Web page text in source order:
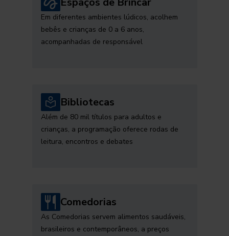
Em diferentes ambientes lúdicos, acolhem
bebês e crianças de 0 a 6 anos,
acompanhadas de responsável
Bibliotecas
Além de 80 mil títulos para adultos e
crianças, a programação oferece rodas de
leitura, encontros e debates
Comedorias
As Comedorias servem alimentos saudáveis,
brasileiros e contemporâneos, a preços